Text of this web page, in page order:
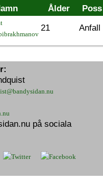
Ålder Poss
21 Anfall
på sociala